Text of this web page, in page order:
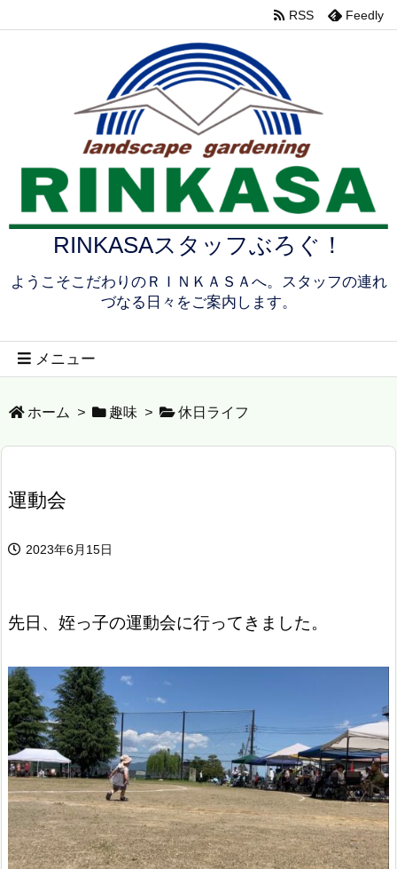
RINKASAスタッフぶろぐ！
ようこそこだわりのＲＩＮＫＡＳＡへ。スタッフの連れ
づなる日々をご案内します。
メニュー
RSS Feedly
ホーム > 趣味 > 休日ライフ
運動会
2023年6月15日
先日、姪っ子の運動会に行ってきました。